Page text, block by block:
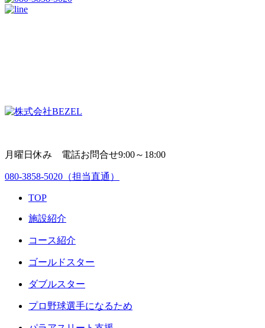
月曜日休み 電話お問合せ9:00～18:00
080-3858-5020 （担当直通）
TOP
施設紹介
コース紹介
ゴールドスター
ダブルスター
プロ野球選手になるため